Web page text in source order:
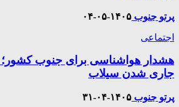
پرتو جنوب ۱۴۰۵-۰۵-۰۴
اجتماعی
هشدار هواشناسی برای جنوب کشور؛
جاری شدن سیلاب
پرتو جنوب ۱۴۰۵-۰۴-۳۱